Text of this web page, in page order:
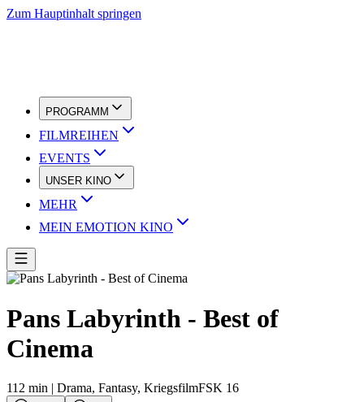
Zum Hauptinhalt springen
PROGRAMM
FILMREIHEN
EVENTS
UNSER KINO
MEHR
MEIN EMOTION KINO
Pans Labyrinth - Best of
Cinema
112 min | Drama, Fantasy, KriegsfilmFSK 16